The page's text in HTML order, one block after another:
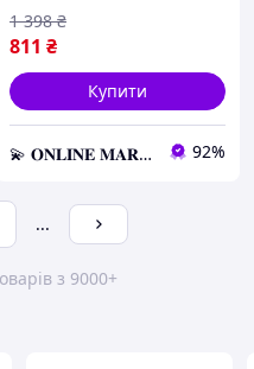
811 ₴
1 398 ₴
Купити
💫 𝐎𝐍𝐋𝐈𝐍𝐄 𝐌𝐀𝐑𝐊𝐄𝐓 💫 – Актуальні товари за найвигіднішими цінами! 92%
...
з 9000+